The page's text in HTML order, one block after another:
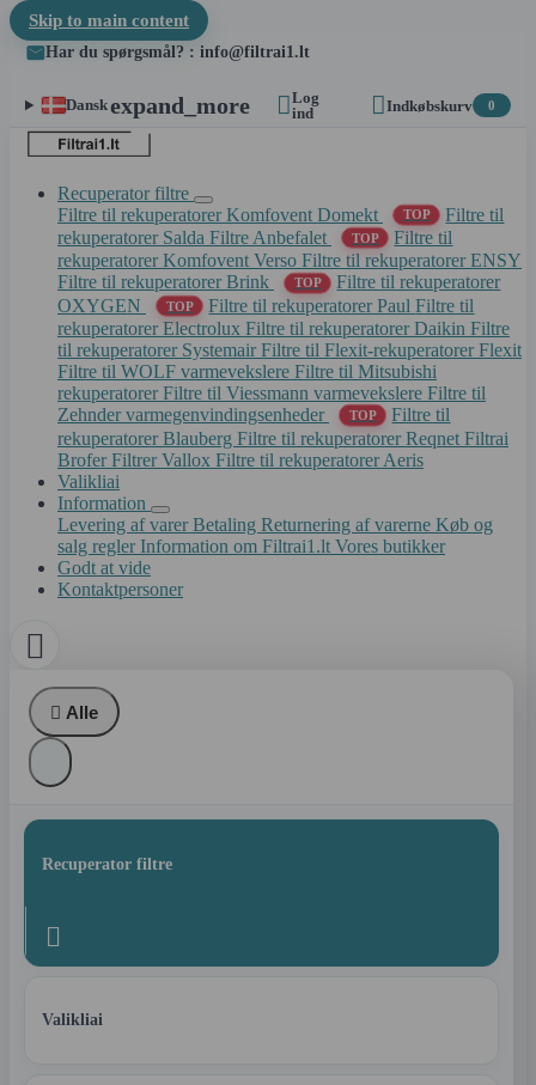
Skip to main content
Har du spørgsmål? : info@filtrai1.lt
Danskexpand_more Log
ind
Indkøbskurv 0
Recuperator filtre
Filtre til rekuperatorer Komfovent Domekt
TOP
Filtre til
rekuperatorer Salda Filtre Anbefalet TOP
Filtre til
rekuperatorer Komfovent Verso Filtre til rekuperatorer ENSY
Filtre til rekuperatorer Brink
TOP
Filtre til rekuperatorer
OXYGEN
TOP Filtre til rekuperatorer PaulFiltre til
rekuperatorer Electrolux Filtre til rekuperatorer Daikin Filtre
til rekuperatorer Systemair Filtre til Flexit-rekuperatorer Flexit
Filtre til WOLF varmevekslere Filtre til Mitsubishi
rekuperatorer Filtre til Viessmann varmevekslere Filtre til
Zehnder varmegenvindingsenheder
TOP
Filtre til
rekuperatorer Blauberg Filtre til rekuperatorer Reqnet Filtrai
Brofer Filtrer Vallox Filtre til rekuperatorer Aeris
Valikliai
Information
Levering af varer Betaling Returnering af varerne Køb og
salg regler Information om Filtrai1.lt Vores butikker
Godt at vide
Kontaktpersoner

 Alle
Recuperator filtre

Valikliai